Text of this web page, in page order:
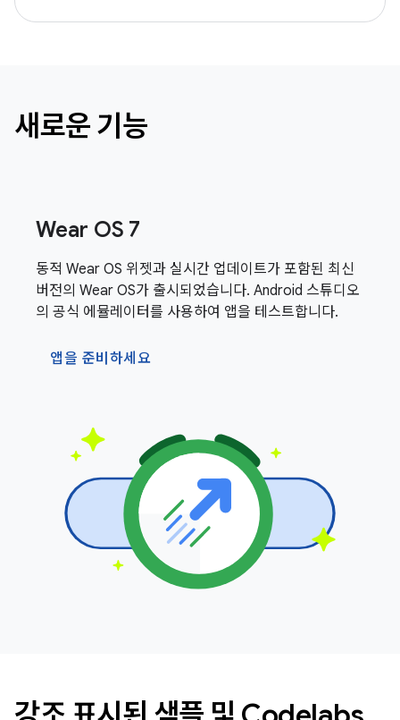
새로운 기능
Wear OS 7
동적 Wear OS 위젯과 실시간 업데이트가 포함된 최신
버전의 Wear OS가 출시되었습니다. Android 스튜디오
의 공식 에뮬레이터를 사용하여 앱을 테스트합니다.
앱을 준비하세요